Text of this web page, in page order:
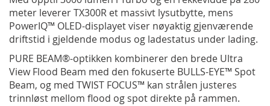
meter leverer TX300R et massivt lysutbytte, mens
PowerIQ™ OLED-displayet viser nøyaktig gjenværende
driftstid i gjeldende modus og ladestatus under lading.
PURE BEAM®-optikken kombinerer den brede Ultra
View Flood Beam med den fokuserte BULLS-EYE™ Spot
Beam, og med TWIST FOCUS™ kan strålen justeres
trinnløst mellom flood og spot direkte på rammen.